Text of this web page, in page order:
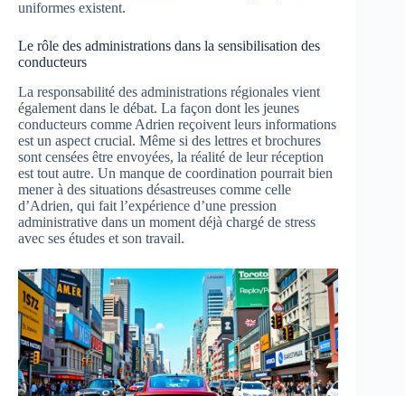
uniformes existent.
Le rôle des administrations dans la sensibilisation des
conducteurs
La responsabilité des administrations régionales vient
également dans le débat. La façon dont les jeunes
conducteurs comme Adrien reçoivent leurs informations
est un aspect crucial. Même si des lettres et brochures
sont censées être envoyées, la réalité de leur réception
est tout autre. Un manque de coordination pourrait bien
mener à des situations désastreuses comme celle
d’Adrien, qui fait l’expérience d’une pression
administrative dans un moment déjà chargé de stress
avec ses études et son travail.